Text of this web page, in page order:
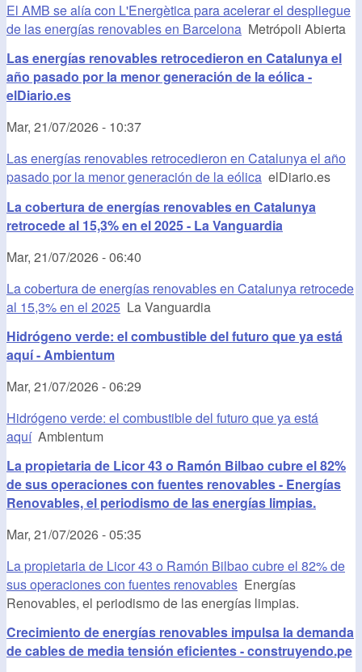
El AMB se alía con L'Energètica para acelerar el despliegue
de las energías renovables en Barcelona Metrópoli Abierta
Las energías renovables retrocedieron en Catalunya el
año pasado por la menor generación de la eólica -
elDiario.es
Mar, 21/07/2026 - 10:37
Las energías renovables retrocedieron en Catalunya el año
pasado por la menor generación de la eólica elDiario.es
La cobertura de energías renovables en Catalunya
retrocede al 15,3% en el 2025 - La Vanguardia
Mar, 21/07/2026 - 06:40
La cobertura de energías renovables en Catalunya retrocede
al 15,3% en el 2025 La Vanguardia
Hidrógeno verde: el combustible del futuro que ya está
aquí - Ambientum
Mar, 21/07/2026 - 06:29
Hidrógeno verde: el combustible del futuro que ya está
aquíAmbientum
La propietaria de Licor 43 o Ramón Bilbao cubre el 82%
de sus operaciones con fuentes renovables - Energías
Renovables, el periodismo de las energías limpias.
Mar, 21/07/2026 - 05:35
La propietaria de Licor 43 o Ramón Bilbao cubre el 82% de
sus operaciones con fuentes renovables Energías
Renovables, el periodismo de las energías limpias.
Crecimiento de energías renovables impulsa la demanda
de cables de media tensión eficientes - construyendo.pe